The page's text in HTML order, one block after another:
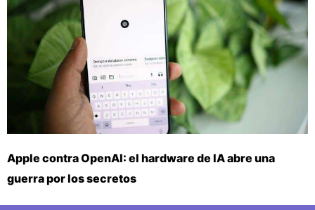
Apple contra OpenAI: el hardware de IA abre una
guerra por los secretos